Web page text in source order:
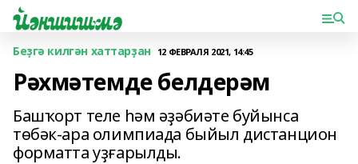
Беҙгә килгән хаттарҙан 12 ФЕВРАЛЯ 2021, 14:45
Рәхмәтемде белдерәм
Башҡорт теле һәм әҙәбиәте буйынса
төбәк-ара олимпиада быйыл дистанцион
форматта уҙғарылды.